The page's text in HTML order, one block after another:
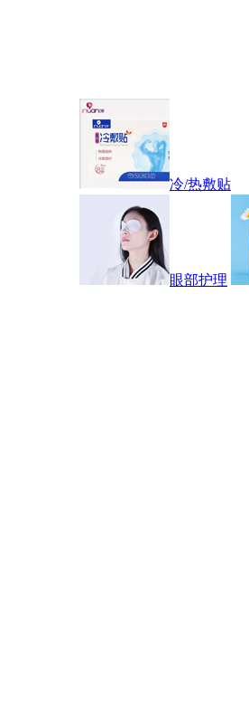
冷/热敷贴
眼部护理